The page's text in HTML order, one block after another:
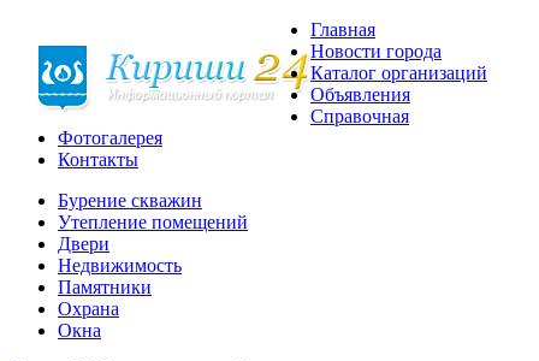
Главная
Новости города
Каталог организаций
Объявления
Справочная
Фотогалерея
Контакты
Бурение скважин
Утепление помещений
Двери
Недвижимость
Памятники
Охрана
Окна